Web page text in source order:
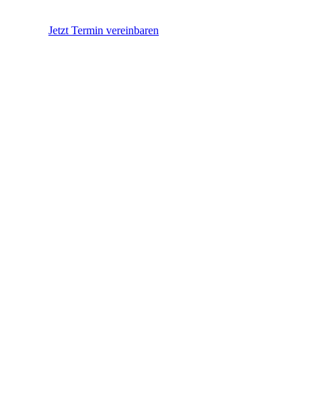
Jetzt Termin vereinbaren